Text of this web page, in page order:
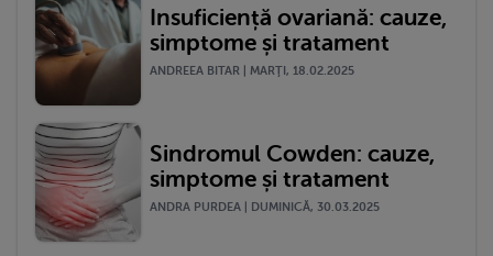
Insuficiență ovariană: cauze,
simptome și tratament
ANDREEA BITAR | MARŢI, 18.02.2025
Sindromul Cowden: cauze,
simptome și tratament
ANDRA PURDEA | DUMINICĂ, 30.03.2025